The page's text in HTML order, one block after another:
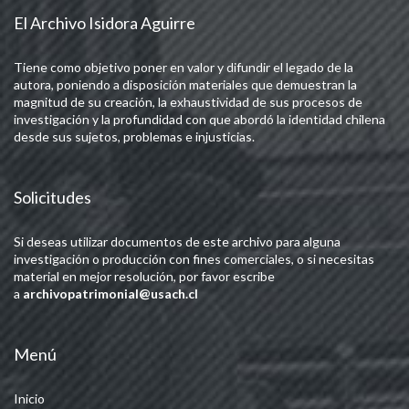
El Archivo Isidora Aguirre
Tiene como objetivo poner en valor y difundir el legado de la
autora, poniendo a disposición materiales que demuestran la
magnitud de su creación, la exhaustividad de sus procesos de
investigación y la profundidad con que abordó la identidad chilena
desde sus sujetos, problemas e injusticias.
Solicitudes
Si deseas utilizar documentos de este archivo para alguna
investigación o producción con fines comerciales, o si necesitas
material en mejor resolución, por favor escribe
a archivopatrimonial@usach.cl
Menú
Inicio